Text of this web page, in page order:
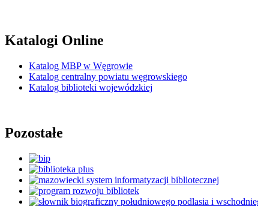
Katalogi Online
Katalog MBP w Węgrowie
Katalog centralny powiatu węgrowskiego
Katalog biblioteki wojewódzkiej
Pozostałe